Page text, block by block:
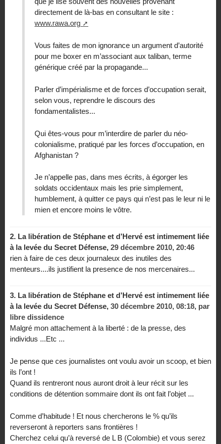
directement de là-bas en consultant le site :
www.rawa.org
Vous faites de mon ignorance un argument d’autorité
pour me boxer en m’associant aux taliban, terme
générique créé par la propagande...
Parler d’impérialisme et de forces d’occupation serait,
selon vous, reprendre le discours des
fondamentalistes...
Qui êtes-vous pour m’interdire de parler du néo-
colonialisme, pratiqué par les forces d’occupation, en
Afghanistan ?
Je n’appelle pas, dans mes écrits, à égorger les
soldats occidentaux mais les prie simplement,
humblement, à quitter ce pays qui n’est pas le leur ni le
mien et encore moins le vôtre.
2. La libération de Stéphane et d’Hervé est intimement liée
à la levée du Secret Défense, 29 décembre 2010, 20:46
rien à faire de ces deux journaleux des inutiles des
menteurs....ils justifient la presence de nos mercenaires...
3. La libération de Stéphane et d’Hervé est intimement liée
à la levée du Secret Défense, 30 décembre 2010, 08:18, par
libre dissidence
Malgré mon attachement à la liberté : de la presse, des
individus ...Etc ...
Je pense que ces journalistes ont voulu avoir un scoop, et bien
ils l’ont !
Quand ils rentreront nous auront droit à leur récit sur les
conditions de détention sommaire dont ils ont fait l’objet ...
Comme d’habitude ! Et nous chercherons le % qu’ils
reverseront à reporters sans frontières !
Cherchez celui qu’à reversé de L B (Colombie) et vous serez